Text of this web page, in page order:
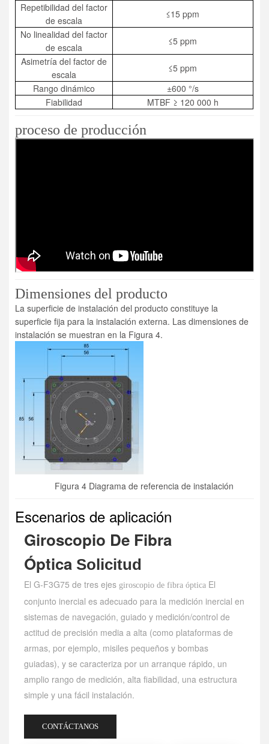
Repetibilidad del factor
de escala
≤15 ppm
No linealidad del factor
de escala
≤5 ppm
Asimetría del factor de
escala
≤5 ppm
Rango dinámico
±600 °/s
Fiabilidad
MTBF ≥ 120 000 h
proceso de producción
Dimensiones del producto
La superficie de instalación del producto constituye la
superficie fija para la instalación externa. Las dimensiones de
instalación se muestran en la Figura 4.
Figura 4 Diagrama de referencia de instalación
Escenarios de aplicación
Giroscopio De Fibra
Óptica Solicitud
El G-F3G75 de tres ejes giroscopio de fibra ópticaEl
conjunto inercial es adecuado para la medición inercial en
sistemas de navegación, guiado y medición/control de
actitud de precisión media a alta (como plataformas de
armas, por ejemplo, misiles pequeños y bombas
guiadas), y se caracteriza por un arranque rápido, un
amplio rango de medición, alta fiabilidad, una estructura
simple y una fácil instalación.
CONTÁCTANOS